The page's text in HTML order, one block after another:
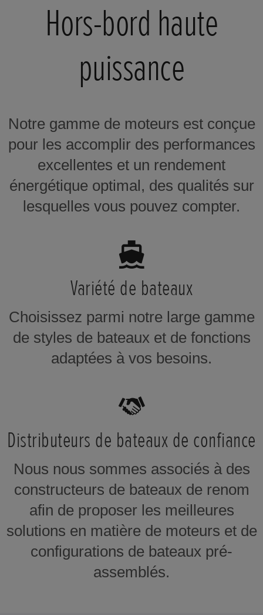
Hors-bord haute
puissance
Notre gamme de moteurs est conçue
pour les accomplir des performances
excellentes et un rendement
énergétique optimal, des qualités sur
lesquelles vous pouvez compter.
Variété de bateaux
Choisissez parmi notre large gamme
de styles de bateaux et de fonctions
adaptées à vos besoins.
Distributeurs de bateaux de confiance
Nous nous sommes associés à des
constructeurs de bateaux de renom
afin de proposer les meilleures
solutions en matière de moteurs et de
configurations de bateaux pré-
assemblés.